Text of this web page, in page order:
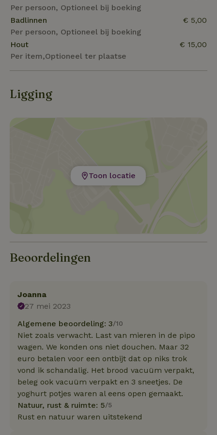
Per persoon, Optioneel bij boeking
Badlinnen
Per persoon, Optioneel bij boeking
€ 5,00
Hout
Per item,Optioneel ter plaatse
€ 15,00
Ligging
Toon locatie
Beoordelingen
Joanna
27 mei 2023
Algemene beoordeling: 3/10
Niet zoals verwacht. Last van mieren in de pipo
wagen. We konden ons niet douchen. Maar 32
euro betalen voor een ontbijt dat op niks trok
vond ik schandalig. Het brood vacuüm verpakt,
beleg ook vacuüm verpakt en 3 sneetjes. De
yoghurt potjes waren al eens open gemaakt.
Natuur, rust & ruimte: 5/5
Rust en natuur waren uitstekend